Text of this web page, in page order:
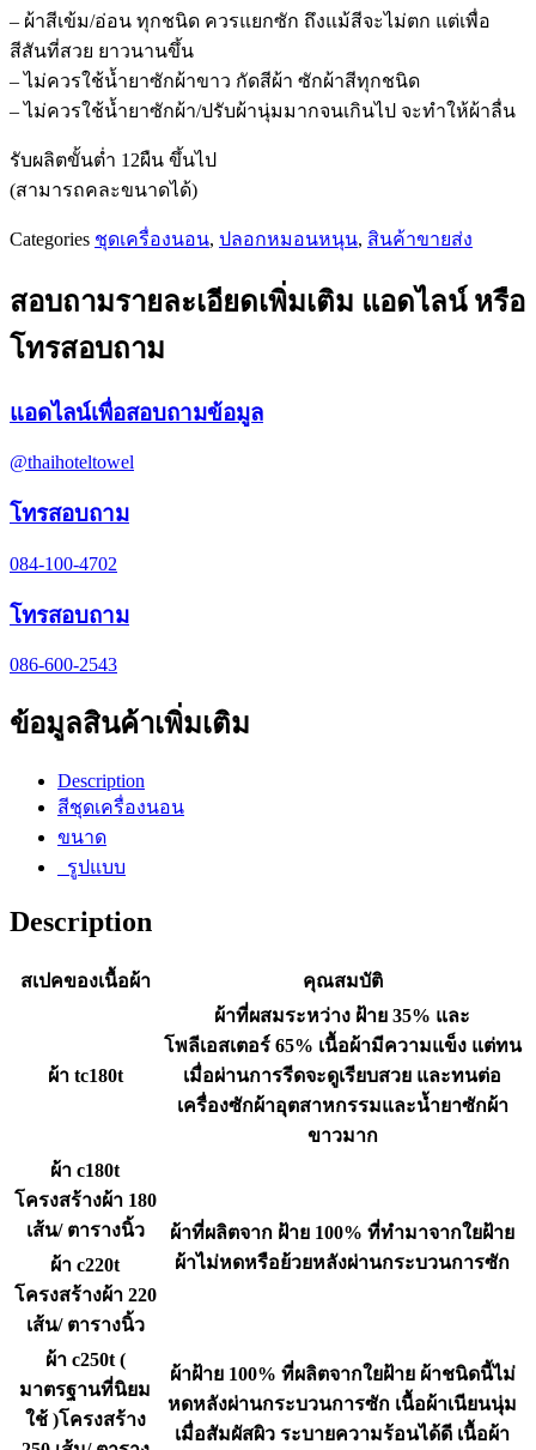
– ผ้าสีเข้ม/อ่อน ทุกชนิด ควรแยกซัก ถึงแม้สีจะไม่ตก แต่เพื่อ
สีสันที่สวย ยาวนานขึ้น
– ไม่ควรใช้น้ำยาซักผ้าขาว กัดสีผ้า ซักผ้าสีทุกชนิด
– ไม่ควรใช้น้ำยาซักผ้า/ปรับผ้านุ่มมากจนเกินไป จะทำให้ผ้าลื่น
รับผลิตขั้นต่ำ 12ผืน ขึ้นไป
(สามารถคละขนาดได้)
Categories ชุดเครื่องนอน, ปลอกหมอนหนุน, สินค้าขายส่ง
สอบถามรายละเอียดเพิ่มเติม แอดไลน์ หรือ
โทรสอบถาม
แอดไลน์เพื่อสอบถามข้อมูล
@thaihoteltowel
โทรสอบถาม
084-100-4702
โทรสอบถาม
086-600-2543
ข้อมูลสินค้าเพิ่มเติม
Description
สีชุดเครื่องนอน
ขนาด
รูปแบบ
Description
สเปคของเนื้อผ้า คุณสมบัติ
ผ้า tc180t
ผ้าที่ผสมระหว่าง ฝ้าย 35% และ
โพลีเอสเตอร์ 65% เนื้อผ้ามีความแข็ง แต่ทน
เมื่อผ่านการรีดจะดูเรียบสวย และทนต่อ
เครื่องซักผ้าอุตสาหกรรมและน้ำยาซักผ้า
ขาวมาก
ผ้า c180t
โครงสร้างผ้า 180
เส้น/ ตารางนิ้ว
ผ้าที่ผลิตจาก ฝ้าย 100% ที่ทำมาจากใยฝ้าย
ผ้าไม่หดหรือย้วยหลังผ่านกระบวนการซัก
ผ้า c220t
โครงสร้างผ้า 220
เส้น/ ตารางนิ้ว
ผ้า c250t (
มาตรฐานที่นิยม
ใช้ )โครงสร้าง
ผ้าฝ้าย 100% ที่ผลิตจากใยฝ้าย ผ้าชนิดนี้ไม่
หดหลังผ่านกระบวนการซัก เนื้อผ้าเนียนนุ่ม
เมื่อสัมผัสผิว ระบายความร้อนได้ดี เนื้อผ้า